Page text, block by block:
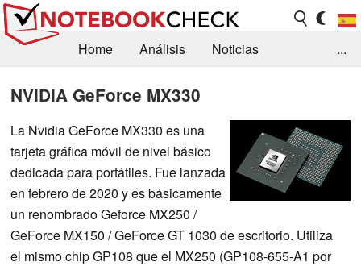
Home Análisis
Noticias
Busca
Contacto
...
NVIDIA GeForce MX330
La Nvidia GeForce MX330 es una
tarjeta gráfica móvil de nivel básico
dedicada para portátiles. Fue lanzada
en febrero de 2020 y es básicamente
un renombrado Geforce MX250 /
GeForce MX150 / GeForce GT 1030 de escritorio. Utiliza
el mismo chip GP108 que el MX250 (GP108-655-A1 por